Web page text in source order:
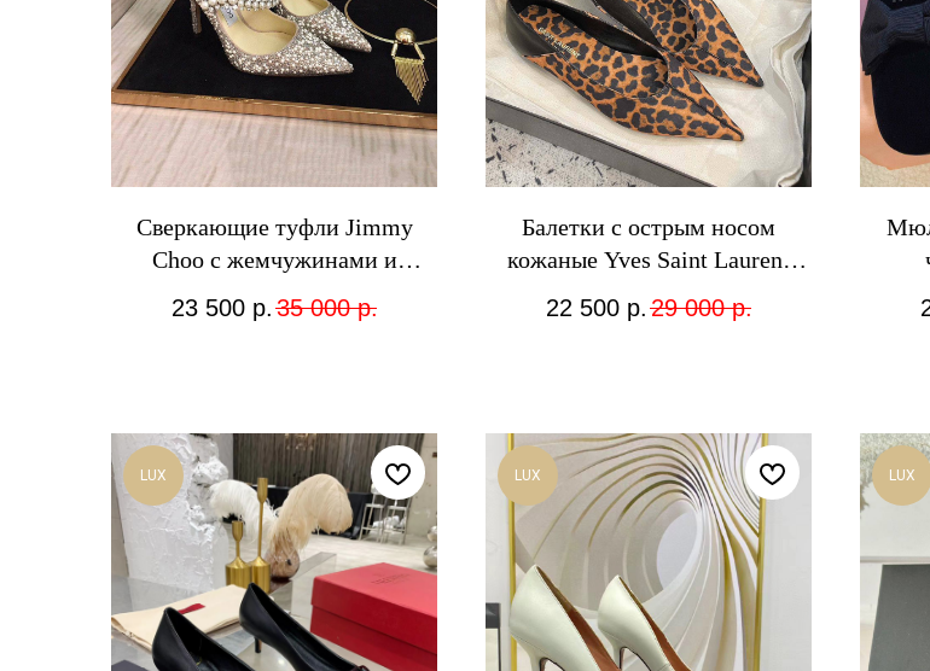
Сверкающие туфли Jimmy
Choo с жемчужинами и
23 500 р. 35 000 р.
Балетки с острым носом
кожаные Yves Saint Laurent
22 500 р. 29 000 р.
LUX LUX LUX